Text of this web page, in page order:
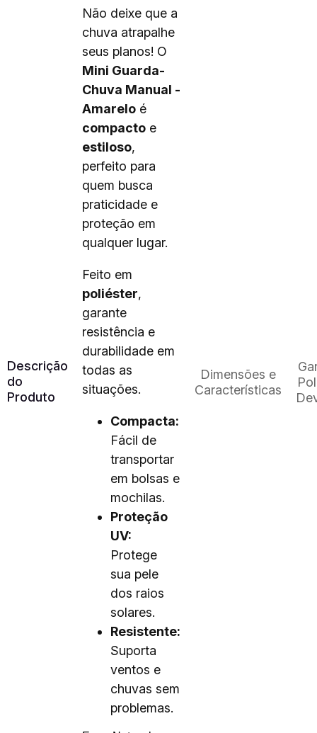
Descrição
do
Produto
Não deixe que a
chuva atrapalhe
seus planos! O
Mini Guarda-
Chuva Manual -
Amarelo é
compacto e
estiloso,
perfeito para
quem busca
praticidade e
proteção em
qualquer lugar.
Feito em
poliéster,
garante
resistência e
durabilidade em
todas as
situações.
Compacta:
Fácil de
transportar
em bolsas e
mochilas.
Proteção
UV:
Protege
sua pele
dos raios
solares.
Resistente:
Suporta
ventos e
chuvas sem
problemas.
Dimensões e
Características